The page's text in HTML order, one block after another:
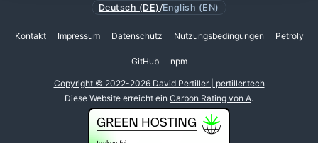
Deutsch (DE) /English (EN)
Kontakt Impressum Datenschutz Nutzungsbedingungen Petroly
GitHub npm
Copyright © 2022-2026 David Pertiller | pertiller.tech
Diese Website erreicht ein Carbon Rating von A.